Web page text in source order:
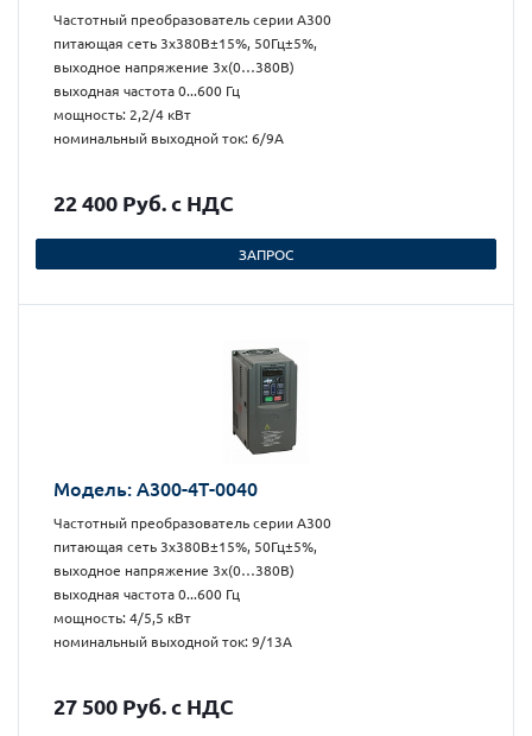
Частотный преобразователь серии А300
питающая сеть 3х380В±15%, 50Гц±5%,
выходное напряжение 3х(0…380В)
выходная частота 0...600 Гц
мощность: 2,2/4 кВт
номинальный выходной ток: 6/9А
22 400 Руб. с НДС
ЗАПРОС
Модель: А300-4Т-0040
Частотный преобразователь серии А300
питающая сеть 3х380В±15%, 50Гц±5%,
выходное напряжение 3х(0…380В)
выходная частота 0...600 Гц
мощность: 4/5,5 кВт
номинальный выходной ток: 9/13А
27 500 Руб. с НДС